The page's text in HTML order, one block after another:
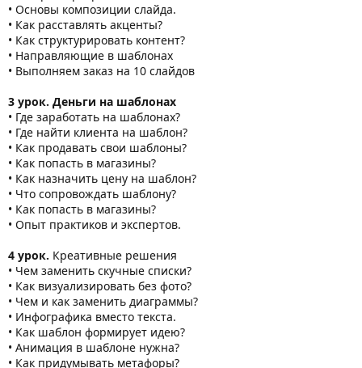
• Основы композиции слайда.
• Как расставлять акценты?
• Как структурировать контент?
• Направляющие в шаблонах
• Выполняем заказ на 10 слайдов
3 урок. Деньги на шаблонах
• Где заработать на шаблонах?
• Где найти клиента на шаблон?
• Как продавать свои шаблоны?
• Как попасть в магазины?
• Как назначить цену на шаблон?
• Что сопровождать шаблону?
• Как попасть в магазины?
• Опыт практиков и экспертов.
4 урок. Креативные решения
• Чем заменить скучные списки?
• Как визуализировать без фото?
• Чем и как заменить диаграммы?
• Инфографика вместо текста.
• Как шаблон формирует идею?
• Анимация в шаблоне нужна?
• Как придумывать метафоры?